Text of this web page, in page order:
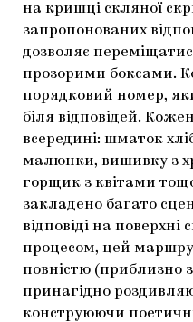
на кришці скляної
запропонованих
дозволяє
прозорими боксами.
порядковий номер,
біля відповідей.
всередині: шматок
малюнки, вишивку з
горщик з квітами
закладено багато
відповіді на поверхні
процесом, цей
повністю (приблизно
принагідно
конструюючи